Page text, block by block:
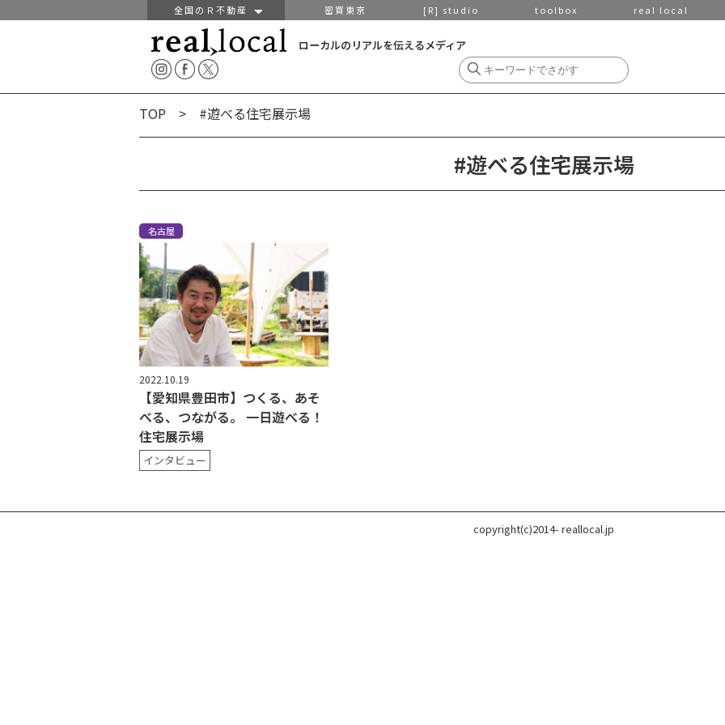
全国のＲ不動産 密買東京 [R] studio toolbox real local
ローカルのリアルを伝えるメディア
TOP > #遊べる住宅展示場
#遊べる住宅展示場
名古屋
2022.10.19
【愛知県豊田市】つくる、あそ
べる、つながる。 一日遊べる！
住宅展示場
インタビュー
copyright(c)2014- reallocal.jp